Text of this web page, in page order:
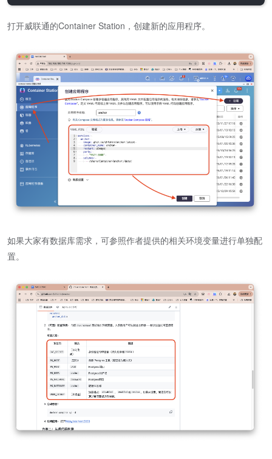
打开威联通的Container Station，创建新的应用程序。
如果大家有数据库需求，可参照作者提供的相关环境变量进行单独配
置。